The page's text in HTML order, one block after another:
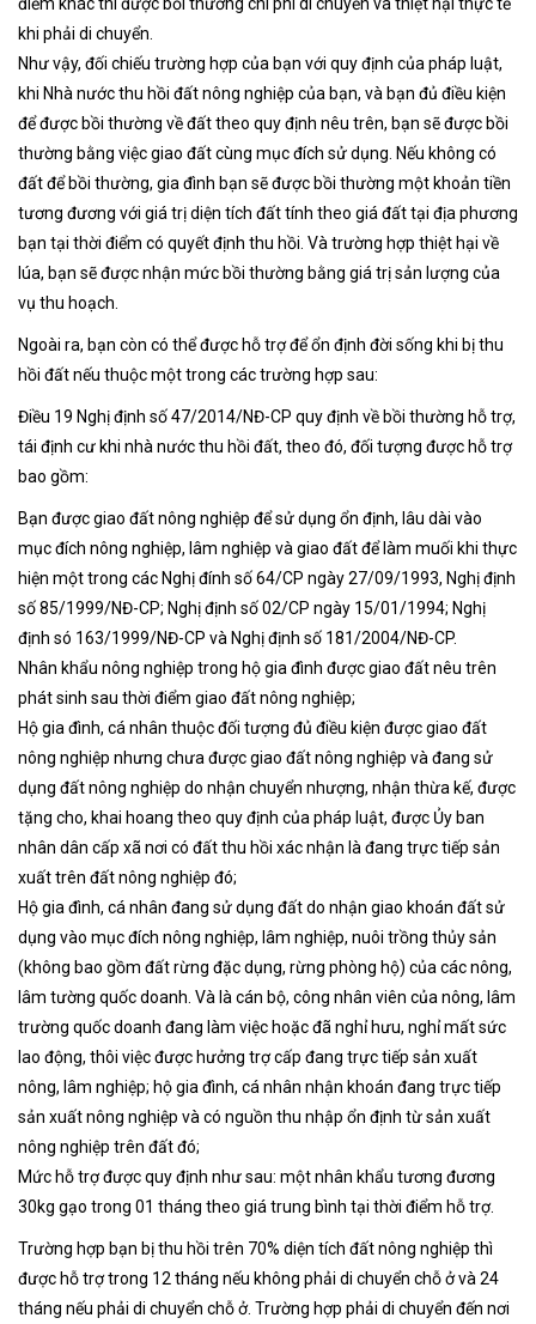
khi phải di chuyển.
Như vậy, đối chiếu trường hợp của bạn với quy định của pháp luật,
khi Nhà nước thu hồi đất nông nghiệp của bạn, và bạn đủ điều kiện
để được bồi thường về đất theo quy định nêu trên, bạn sẽ được bồi
thường bằng việc giao đất cùng mục đích sử dụng. Nếu không có
đất để bồi thường, gia đình bạn sẽ được bồi thường một khoản tiền
tương đương với giá trị diện tích đất tính theo giá đất tại địa phương
bạn tại thời điểm có quyết định thu hồi. Và trường hợp thiệt hại về
lúa, bạn sẽ được nhận mức bồi thường bằng giá trị sản lượng của
vụ thu hoạch.
Ngoài ra, bạn còn có thể được hỗ trợ để ổn định đời sống khi bị thu
hồi đất nếu thuộc một trong các trường hợp sau:
Điều 19 Nghị định số 47/2014/NĐ-CP quy định về bồi thường hỗ trợ,
tái định cư khi nhà nước thu hồi đất, theo đó, đối tượng được hỗ trợ
bao gồm:
Bạn được giao đất nông nghiệp để sử dụng ổn định, lâu dài vào
mục đích nông nghiệp, lâm nghiệp và giao đất để làm muối khi thực
hiện một trong các Nghị đính số 64/CP ngày 27/09/1993, Nghị định
số 85/1999/NĐ-CP; Nghị định số 02/CP ngày 15/01/1994; Nghị
định só 163/1999/NĐ-CP và Nghị định số 181/2004/NĐ-CP.
Nhân khẩu nông nghiệp trong hộ gia đình được giao đất nêu trên
phát sinh sau thời điểm giao đất nông nghiệp;
Hộ gia đình, cá nhân thuộc đối tượng đủ điều kiện được giao đất
nông nghiệp nhưng chưa được giao đất nông nghiệp và đang sử
dụng đất nông nghiệp do nhận chuyển nhượng, nhận thừa kế, được
tặng cho, khai hoang theo quy định của pháp luật, được Ủy ban
nhân dân cấp xã nơi có đất thu hồi xác nhận là đang trực tiếp sản
xuất trên đất nông nghiệp đó;
Hộ gia đình, cá nhân đang sử dụng đất do nhận giao khoán đất sử
dụng vào mục đích nông nghiệp, lâm nghiệp, nuôi trồng thủy sản
(không bao gồm đất rừng đặc dụng, rừng phòng hộ) của các nông,
lâm tường quốc doanh. Và là cán bộ, công nhân viên của nông, lâm
trường quốc doanh đang làm việc hoặc đã nghỉ hưu, nghỉ mất sức
lao động, thôi việc được hưởng trợ cấp đang trực tiếp sản xuất
nông, lâm nghiệp; hộ gia đình, cá nhân nhận khoán đang trực tiếp
sản xuất nông nghiệp và có nguồn thu nhập ổn định từ sản xuất
nông nghiệp trên đất đó;
Mức hỗ trợ được quy định như sau: một nhân khẩu tương đương
30kg gạo trong 01 tháng theo giá trung bình tại thời điểm hỗ trợ.
Trường hợp bạn bị thu hồi trên 70% diện tích đất nông nghiệp thì
được hỗ trợ trong 12 tháng nếu không phải di chuyển chỗ ở và 24
tháng nếu phải di chuyển chỗ ở. Trường hợp phải di chuyển đến nơi